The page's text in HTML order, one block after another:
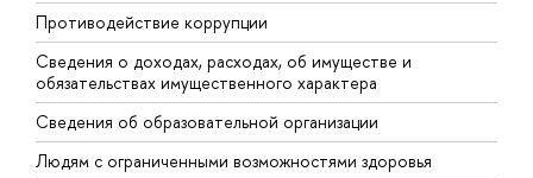
Противодействие коррупции
Сведения о доходах, расходах, об имуществе и
обязательствах имущественного характера
Сведения об образовательной организации
Людям с ограниченными возможностями здоровья